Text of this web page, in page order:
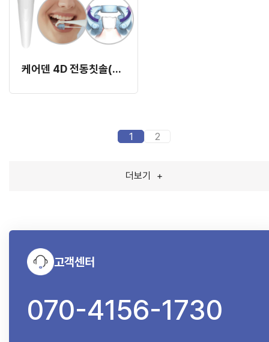
케어덴 4D 전동칫솔(LTK-D100)
1 2
더보기 +
고객센터
070-4156-1730